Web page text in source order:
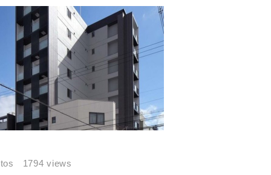
1794 views